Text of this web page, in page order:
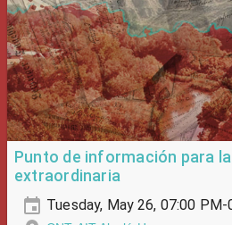
Punto de información para
extraordinaria
Tuesday, May 26, 07:00